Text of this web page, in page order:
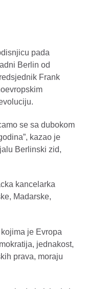
pada
Berlin od
Frank
se sa dubokom
kazao je
Berlinski zid,
kancelarka
Madarske,
je Evropa
jednakost,
prava, moraju